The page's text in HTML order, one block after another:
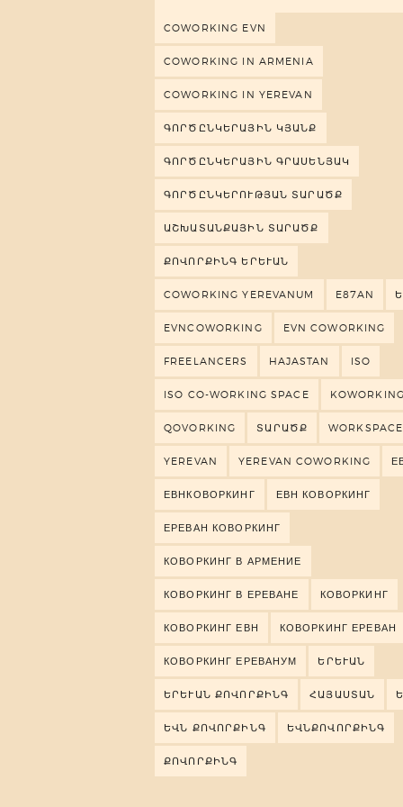
COWORKING EVN
COWORKING IN ARMENIA
COWORKING IN YEREVAN
ԳՈՐԾԸՆԿԵՐԱՅԻՆ ԿՅԱՆՔ
ԳՈՐԾԸՆԿԵՐԱՅԻՆ ԳՐԱՍԵՆՅԱԿ
ԳՈՐԾԸՆԿԵՐՈՒԹՅԱՆ ՏԱՐԱԾՔ
ԱՇԽԱՏԱՆՔԱՅԻՆ ՏԱՐԱԾՔ
ՔՈՎՈՐՔԻՆԳ ԵՐԵՒԱՆ
COWORKING YEREVANUM E87AN
EVNCOWORKING EVN COWORKING
FREELANCERS HAJASTAN ISO
ISO CO-WORKING SPACE KOWORKING
QOVORKING ՏԱՐԱԾՔ WORKSPACE
YEREVAN YEREVAN COWORKING
ЕВНКОВОРКИНГ ЕВН КОВОРКИНГ
ЕРЕВАН КОВОРКИНГ
КОВОРКИНГ В АРМЕНИЕ
КОВОРКИНГ В ЕРЕВАНЕ КОВОРКИНГ
КОВОРКИНГ ЕВН КОВОРКИНГ ЕРЕВАН
КОВОРКИНГ ЕРЕВАНУМ ԵՐԵՒԱՆ
ԵՐԵՒԱՆ ՔՈՎՈՐՔԻՆԳ ՀԱՅԱՍՏԱՆ
ԵՎՆ ՔՈՎՈՐՔԻՆԳ ԵՎՆՔՈՎՈՐՔԻՆԳ
ՔՈՎՈՐՔԻՆԳ